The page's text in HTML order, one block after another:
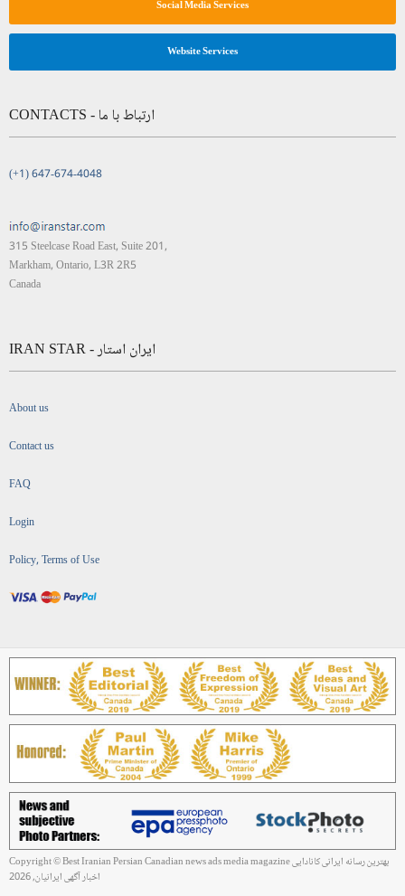
Social Media Services
Website Services
CONTACTS - ارتباط با ما
(+1) 647-674-4048
315 Steelcase Road East, Suite 201,
Markham, Ontario, L3R 2R5
Canada
IRAN STAR - ایران استار
About us
Contact us
FAQ
Login
Policy, Terms of Use
Copyright © Best Iranian Persian Canadian news ads media magazine بهترین رسانه ایرانی کانادایی
اخبار آگهی ایرانیان, 2026